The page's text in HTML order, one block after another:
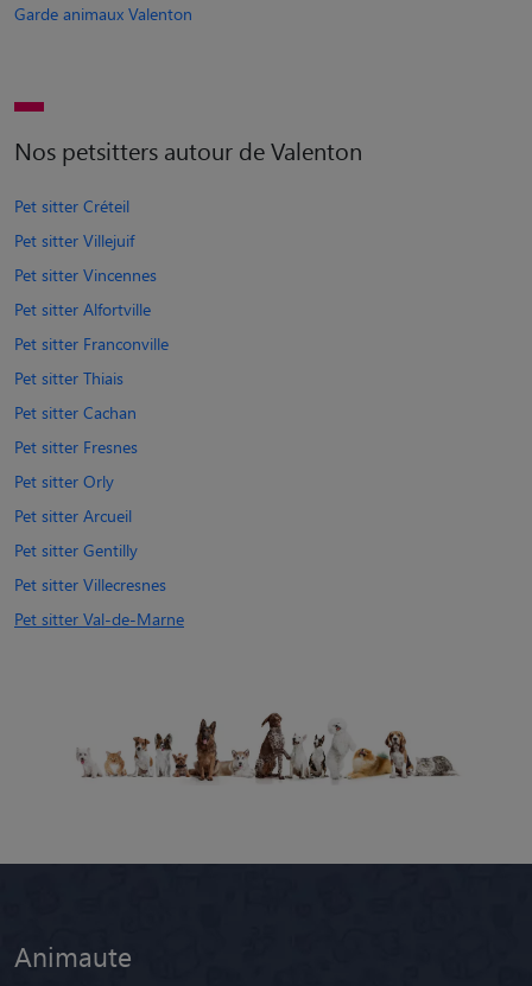
Garde animaux Valenton
Nos petsitters autour de Valenton
Pet sitter Créteil
Pet sitter Villejuif
Pet sitter Vincennes
Pet sitter Alfortville
Pet sitter Franconville
Pet sitter Thiais
Pet sitter Cachan
Pet sitter Fresnes
Pet sitter Orly
Pet sitter Arcueil
Pet sitter Gentilly
Pet sitter Villecresnes
Pet sitter Val-de-Marne
Animaute